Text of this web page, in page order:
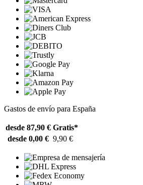
Gastos de envío para España
desde 87,90 € Gratis*
desde 0,00 € 9,90 €